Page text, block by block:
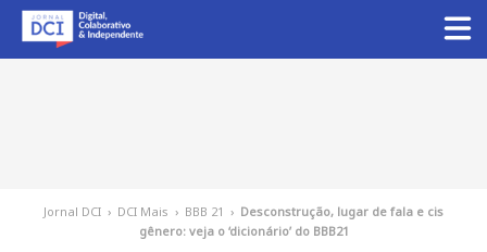
Jornal DCI › DCI Mais › BBB 21 › Desconstrução, lugar de fala e cis
gênero: veja o ‘dicionário’ do BBB21